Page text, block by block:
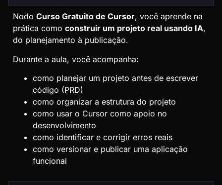
Nodo Curso Gratuito de Cursor, você aprende na
prática como construir um projeto real usando IA,
do planejamento à publicação.
Durante a aula, você acompanha:
como planejar um projeto antes de escrever
código (PRD)
como organizar a estrutura do projeto
como usar o Cursor como apoio no
desenvolvimento
como identificar e corrigir erros reais
como versionar e publicar uma aplicação
funcional